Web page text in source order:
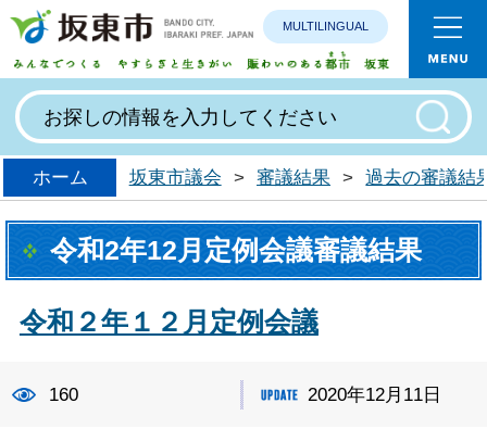
みんなで
MULTILINGUAL
ホーム 坂東市議会 > 審議結果 > 過去の審議結
令和2年12月定例会議審議結果
令和２年１２月定例会議
160 2020年12月11日